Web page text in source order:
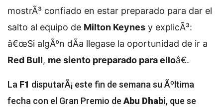
mostrÃ³ confiado en estar preparado para dar el
salto al equipo de Milton Keynes y explicÃ³:
â€œSi algÃºn dÃ­a llegase la oportunidad de ir a
Red Bull, me siento preparado para elloâ€.
La F1 disputarÃ¡ este fin de semana su Ãºltima
fecha con el Gran Premio de Abu Dhabi, que se